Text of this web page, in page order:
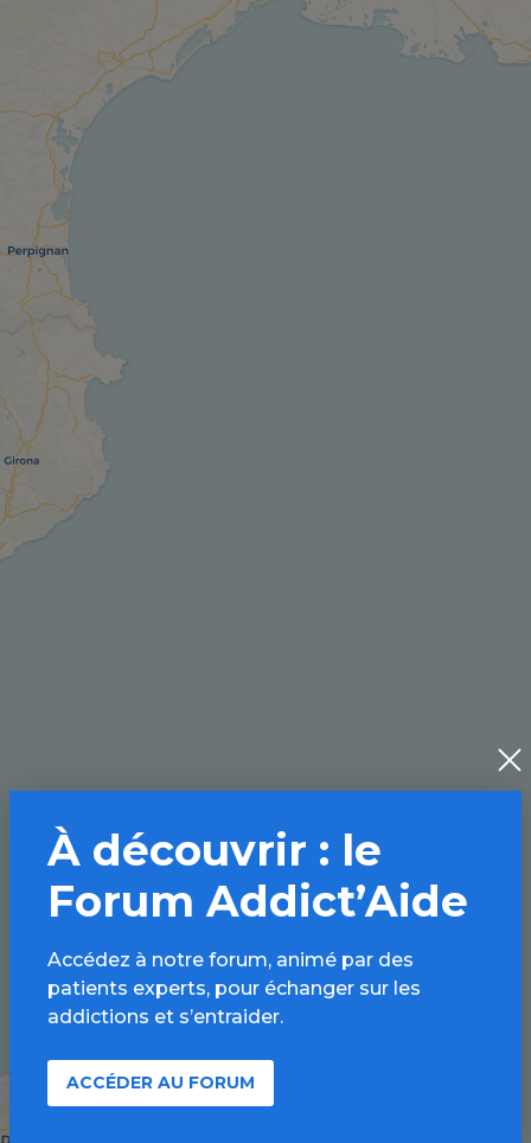
À découvrir : le
Forum Addict’Aide
Accédez à notre forum, animé par des
patients experts, pour échanger sur les
addictions et s’entraider.
ACCÉDER AU FORUM